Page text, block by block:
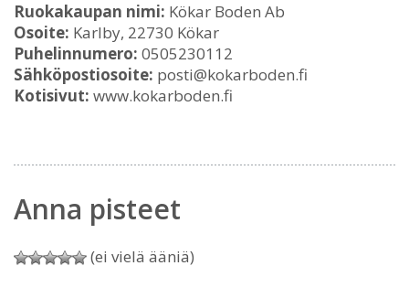
Ruokakaupan nimi: Kökar Boden Ab
Osoite: Karlby, 22730 Kökar
Puhelinnumero: 0505230112
Sähköpostiosoite: posti@kokarboden.fi
Kotisivut: www.kokarboden.fi
Anna pisteet
(ei vielä ääniä)